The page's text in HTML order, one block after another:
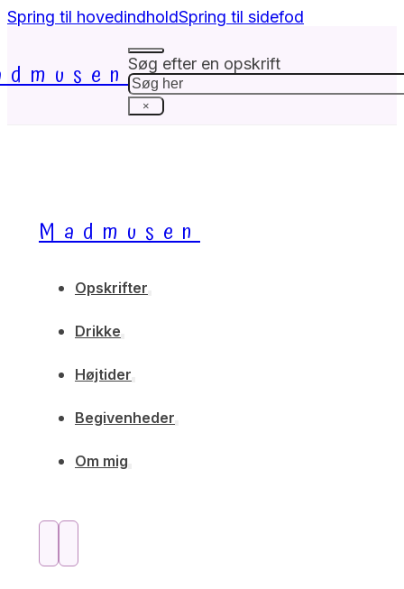
Spring til hovedindholdSpring til sidefod
Søg efter en opskrift
Søg
×
Madmusen
Opskrifter
Drikke
Højtider
Begivenheder
Om mig